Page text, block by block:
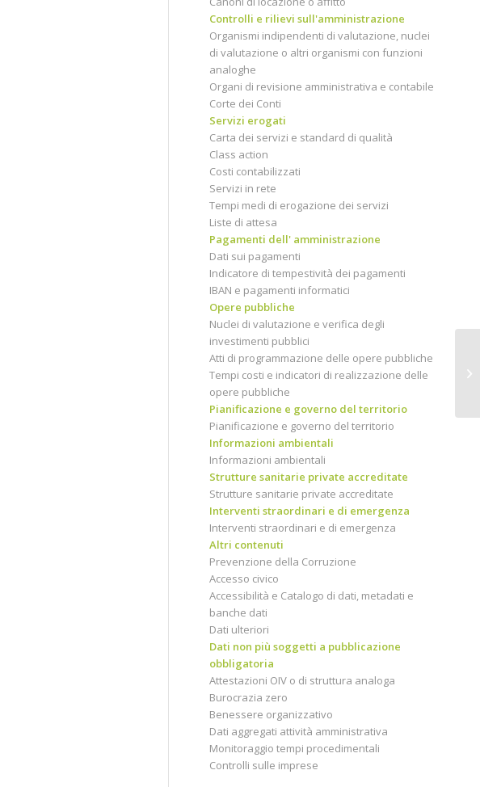
Controlli e rilievi sull'amministrazione
Organismi indipendenti di valutazione, nuclei
di valutazione o altri organismi con funzioni
analoghe
Organi di revisione amministrativa e contabile
Corte dei Conti
Servizi erogati
Carta dei servizi e standard di qualità
Class action
Costi contabilizzati
Servizi in rete
Tempi medi di erogazione dei servizi
Liste di attesa
Pagamenti dell' amministrazione
Dati sui pagamenti
Indicatore di tempestività dei pagamenti
IBAN e pagamenti informatici
Opere pubbliche
Nuclei di valutazione e verifica degli
investimenti pubblici
Atti di programmazione delle opere pubbliche
Tempi costi e indicatori di realizzazione delle
opere pubbliche
Pianificazione e governo del territorio
Pianificazione e governo del territorio
Informazioni ambientali
Informazioni ambientali
Strutture sanitarie private accreditate
Strutture sanitarie private accreditate
Interventi straordinari e di emergenza
Interventi straordinari e di emergenza
Altri contenuti
Prevenzione della Corruzione
Accesso civico
Accessibilità e Catalogo di dati, metadati e
banche dati
Dati ulteriori
Dati non più soggetti a pubblicazione
obbligatoria
Attestazioni OIV o di struttura analoga
Burocrazia zero
Benessere organizzativo
Dati aggregati attività amministrativa
Monitoraggio tempi procedimentali
Controlli sulle imprese